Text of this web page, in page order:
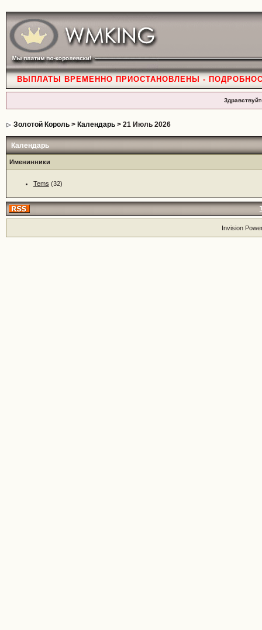
ВЫПЛАТЫ ВРЕМЕННО ПРИОСТАНОВЛЕНЫ -
Золотой Король> Календарь> 21 Июль 2026
Календарь
Именинники
Tems (32)
Invision